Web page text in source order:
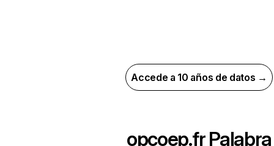
Accede a 10 años de datos →
opcoep.frPalabra